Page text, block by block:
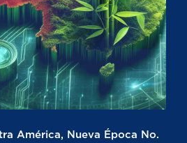
América, Nueva Época No.